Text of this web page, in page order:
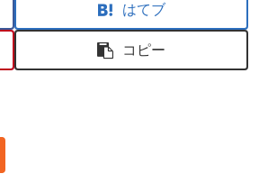
はてブ
コピー